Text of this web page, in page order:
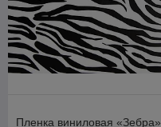
Пленка виниловая «Зебра»